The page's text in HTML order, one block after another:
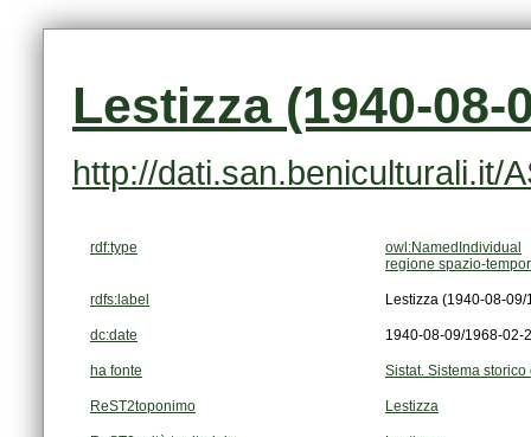
Lestizza (1940-08-
http://dati.san.beniculturali.it/
rdf:type
owl:NamedIndividual
regione spazio-
rdfs:label Lestizza (1940-08-
dc:date 1940-08-09/1968-02-
ha fonte Sistat. Sistema
ReST2toponimo Lestizza